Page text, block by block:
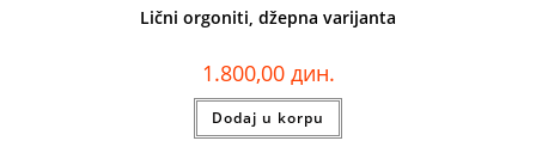
Lični orgoniti, džepna varijanta
1.800,00 дин.
Dodaj u korpu